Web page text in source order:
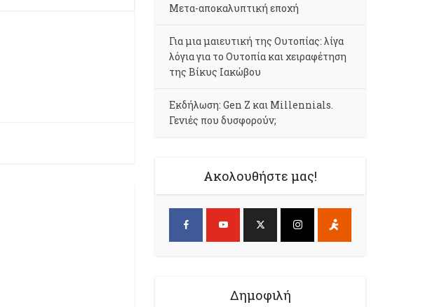
Μετα-αποκαλυπτική εποχή
Για μια μαιευτική της Ουτοπίας: λίγα
λόγια για το Ουτοπία και χειραφέτηση
της Βίκυς Ιακώβου
Εκδήλωση: Gen Z και Millennials.
Γενιές που δυσφορούν;
Ακολουθήστε μας!
Δημοφιλή